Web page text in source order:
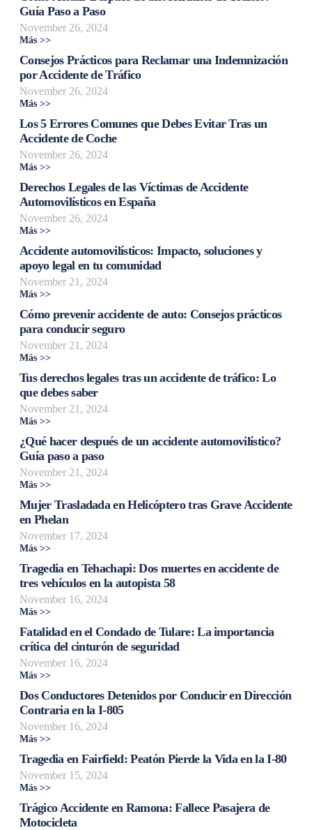
Guía Paso a Paso
November 26, 2024
Más >>
Consejos Prácticos para Reclamar una Indemnización
por Accidente de Tráfico
November 26, 2024
Más >>
Los 5 Errores Comunes que Debes Evitar Tras un
Accidente de Coche
November 26, 2024
Más >>
Derechos Legales de las Víctimas de Accidente
Automovilísticos en España
November 26, 2024
Más >>
Accidente automovilísticos: Impacto, soluciones y
apoyo legal en tu comunidad
November 21, 2024
Más >>
Cómo prevenir accidente de auto: Consejos prácticos
para conducir seguro
November 21, 2024
Más >>
Tus derechos legales tras un accidente de tráfico: Lo
que debes saber
November 21, 2024
Más >>
¿Qué hacer después de un accidente automovilístico?
Guía paso a paso
November 21, 2024
Más >>
Mujer Trasladada en Helicóptero tras Grave Accidente
en Phelan
November 17, 2024
Más >>
Tragedia en Tehachapi: Dos muertes en accidente de
tres vehículos en la autopista 58
November 16, 2024
Más >>
Fatalidad en el Condado de Tulare: La importancia
crítica del cinturón de seguridad
November 16, 2024
Más >>
Dos Conductores Detenidos por Conducir en Dirección
Contraria en la I-805
November 16, 2024
Más >>
Tragedia en Fairfield: Peatón Pierde la Vida en la I-80
November 15, 2024
Más >>
Trágico Accidente en Ramona: Fallece Pasajera de
Motocicleta